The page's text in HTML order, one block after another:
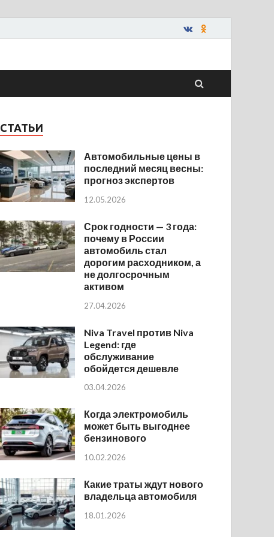
СТАТЬИ
Автомобильные цены в
последний месяц весны:
прогноз экспертов
12.05.2026
Срок годности — 3 года:
почему в России
автомобиль стал
дорогим расходником, а
не долгосрочным
активом
27.04.2026
Niva Travel против Niva
Legend: где
обслуживание
обойдется дешевле
03.04.2026
Когда электромобиль
может быть выгоднее
бензинового
10.02.2026
Какие траты ждут нового
владельца автомобиля
18.01.2026